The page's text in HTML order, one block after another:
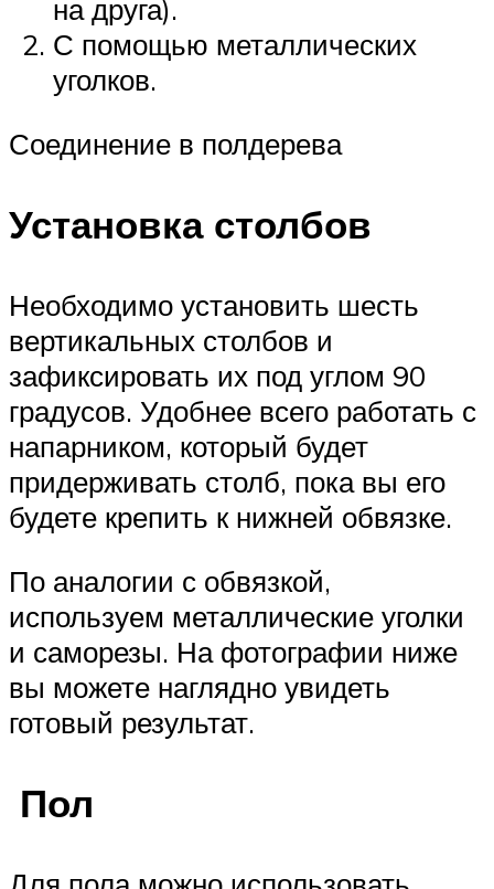
на друга).
С помощью металлических
уголков.
Соединение в полдерева
Установка столбов
Необходимо установить шесть
вертикальных столбов и
зафиксировать их под углом 90
градусов. Удобнее всего работать с
напарником, который будет
придерживать столб, пока вы его
будете крепить к нижней обвязке.
По аналогии с обвязкой,
используем металлические уголки
и саморезы. На фотографии ниже
вы можете наглядно увидеть
готовый результат.
Пол